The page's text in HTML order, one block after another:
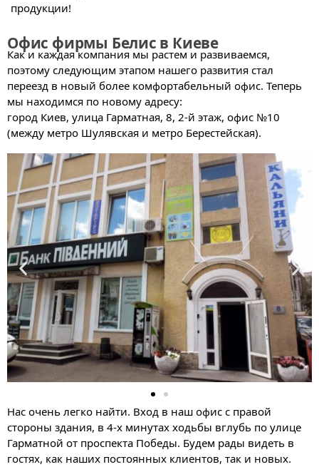
продукции!
Офис фирмы Белис в Киеве
Как и каждая компания мы растем и развиваемся,
поэтому следующим этапом нашего развития стал
переезд в новый более комфортабельный офис. Теперь
мы находимся по новому адресу:
город Киев, улица Гарматная, 8, 2-й этаж, офис №10
(между метро Шулявская и метро Берестейская).
Нас очень легко найти. Вход в наш офис с правой
стороны здания, в 4-х минутах ходьбы вглубь по улице
Гарматной от проспекта Победы. Будем рады видеть в
гостях, как наших постоянных клиентов, так и новых.